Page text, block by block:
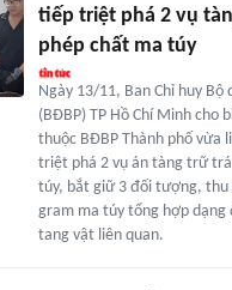
tiếp triệt phá 2 vụ
phép chất ma túy
Ngày 13/11, Ban Chỉ huy Bộ
(BĐBP) TP Hồ Chí Minh cho
thuộc BĐBP Thành phố vừa
triệt phá 2 vụ án tàng trữ
túy, bắt giữ 3 đối tượng, thu
gram ma túy tổng hợp dạng
tang vật liên quan.